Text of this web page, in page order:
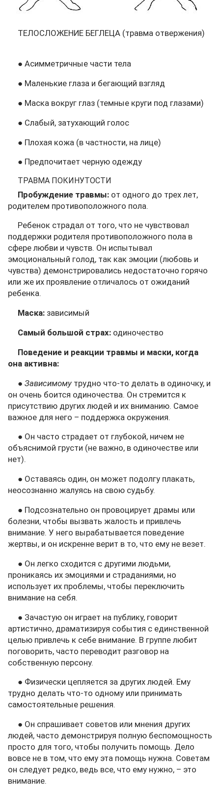
ТЕЛОСЛОЖЕНИЕ БЕГЛЕЦА (травма отвержения)
● Асимметричные части тела
● Маленькие глаза и бегающий взгляд
● Маска вокруг глаз (темные круги под глазами)
● Слабый, затухающий голос
● Плохая кожа (в частности, на лице)
● Предпочитает черную одежду
ТРАВМА ПОКИНУТОСТИ
Пробуждение травмы: от одного до трех лет,
родителем противоположного пола.
Ребенок страдал от того, что не чувствовал
поддержки родителя противоположного пола в
сфере любви и чувств. Он испытывал
эмоциональный голод, так как эмоции (любовь и
чувства) демонстрировались недостаточно горячо
или же их проявление отличалось от ожиданий
ребенка.
Маска: зависимый
Самый большой страх: одиночество
Поведение и реакции травмы и маски, когда
она активна:
● Зависимому трудно что-то делать в одиночку, и
он очень боится одиночества. Он стремится к
присутствию других людей и их вниманию. Самое
важное для него – поддержка окружения.
● Он часто страдает от глубокой, ничем не
объяснимой грусти (не важно, в одиночестве или
нет).
● Оставаясь один, он может подолгу плакать,
неосознанно жалуясь на свою судьбу.
● Подсознательно он провоцирует драмы или
болезни, чтобы вызвать жалость и привлечь
внимание. У него вырабатывается поведение
жертвы, и он искренне верит в то, что ему не везет.
● Он легко сходится с другими людьми,
проникаясь их эмоциями и страданиями, но
использует их проблемы, чтобы переключить
внимание на себя.
● Зачастую он играет на публику, говорит
артистично, драматизируя события с единственной
целью привлечь к себе внимание. В группе любит
поговорить, часто переводит разговор на
собственную персону.
● Физически цепляется за других людей. Ему
трудно делать что-то одному или принимать
самостоятельные решения.
● Он спрашивает советов или мнения других
людей, часто демонстрируя полную беспомощность
просто для того, чтобы получить помощь. Дело
вовсе не в том, что ему эта помощь нужна. Советам
он следует редко, ведь все, что ему нужно, – это
внимание.